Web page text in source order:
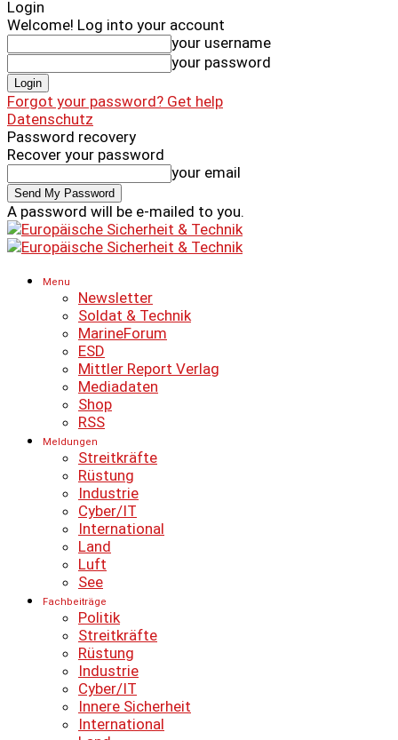
Login
Welcome! Log into your account
your username
your password
Forgot your password? Get help
Datenschutz
Password recovery
Recover your password
your email
A password will be e-mailed to you.
Menu
Newsletter
Soldat & Technik
MarineForum
ESD
Mittler Report Verlag
Mediadaten
Shop
RSS
Meldungen
Streitkräfte
Rüstung
Industrie
Cyber/IT
International
Land
Luft
See
Fachbeiträge
Politik
Streitkräfte
Rüstung
Industrie
Cyber/IT
Innere Sicherheit
International